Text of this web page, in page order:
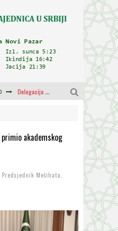
Delegacija IZ-e na godišnjici bitke kod Petrovaradina
akademskog
Predsjednik Mešihata